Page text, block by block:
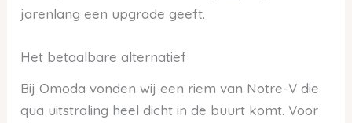
jarenlang een upgrade geeft.
Het betaalbare alternatief
Bij Omoda vonden wij een riem van Notre-V die
qua uitstraling heel dicht in de buurt komt. Voor